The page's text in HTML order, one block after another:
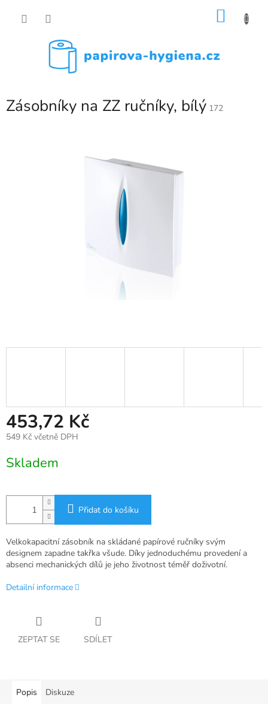
Zásobníky na ZZ ručníky, bílý 172
453,72 Kč
549 Kč včetně DPH
cena:
Skladem
Přidat do košíku
Velkokapacitní zásobník na skládané papírové ručníky svým
designem zapadne takřka všude. Díky jednoduchému provedení a
absenci mechanických dílů je jeho životnost téměř doživotní.
Detailní informace
ZEPTAT SE SDÍLET
Popis Diskuze